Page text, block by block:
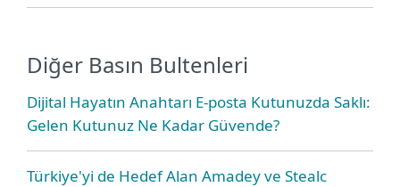
Diğer Basın Bultenleri
Dijital Hayatın Anahtarı E-posta Kutunuzda Saklı:
Gelen Kutunuz Ne Kadar Güvende?
Türkiye'yi de Hedef Alan Amadey ve Stealc